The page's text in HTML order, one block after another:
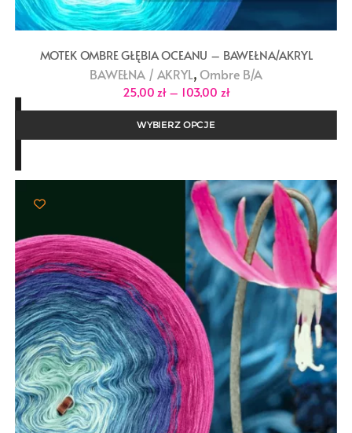
MOTEK OMBRE GŁĘBIA OCEANU – BAWEŁNA/AKRYL
BAWEŁNA / AKRYL, Ombre B/A
25,00zł – 103,00 złZakres
od
do
WYBIERZ OPCJE